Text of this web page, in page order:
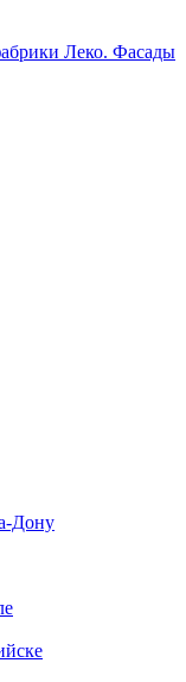
Леко. Фасады
Дону